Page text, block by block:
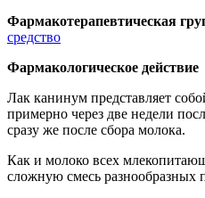
Фармакотерапевтическая
средство
Фармакологическое действие
Лак канинум представляет
примерно через две недели
сразу же после сбора молока.
Как и молоко всех
сложную смесь разнообразных